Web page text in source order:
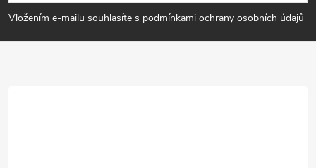
p
a
Vložením e-mailu souhlasíte s podmínkami ochrany osobních údajů